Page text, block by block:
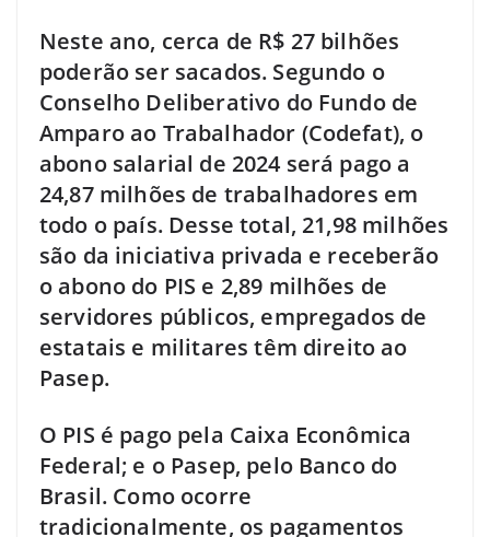
Neste ano, cerca de R$ 27 bilhões
poderão ser sacados. Segundo o
Conselho Deliberativo do Fundo de
Amparo ao Trabalhador (Codefat), o
abono salarial de 2024 será pago a
24,87 milhões de trabalhadores em
todo o país. Desse total, 21,98 milhões
são da iniciativa privada e receberão
o abono do PIS e 2,89 milhões de
servidores públicos, empregados de
estatais e militares têm direito ao
Pasep.
O PIS é pago pela Caixa Econômica
Federal; e o Pasep, pelo Banco do
Brasil. Como ocorre
tradicionalmente, os pagamentos